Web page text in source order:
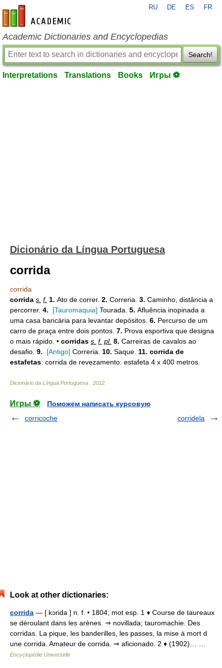
en-academic.com
RU DE ES FR
Academic Dictionaries and Encyclopedias
Search!
Interpretations Translations Books Игры ⚽
Dicionário da Língua Portuguesa
corrida
corrida
corrida s. f. 1. Ato de correr. 2. Correria. 3. Caminho, distância a
percorrer. 4. [Tauromaquia] Tourada. 5. Afluência inopinada a
uma casa bancária para levantar depósitos. 6. Percurso de um
carro de praça entre dois pontos. 7. Prova esportiva que designa
o mais rápido. • corridas s. f. pl. 8. Carreiras de cavalos ao
desafio. 9. [Antigo] Correria. 10. Saque. 11. corrida de
estafetas: corrida de revezamento: estafeta 4 x 400 metros.
Dicionário da Língua Portuguesa 2012
Игры ⚽
Поможем написать курсовую
corricoche
corridela
Look at other dictionaries:
corrida — [ kɔrida ] n. f. • 1804; mot esp. 1 ♦ Course de taureaux
se déroulant dans les arènes. ⇒ novillada; tauromachie. Des
corridas. La pique, les banderilles, les passes, la mise à mort d
une corrida. Amateur de corrida. ⇒ aficionado. 2 ♦ (1902)… …
Encyclopédie Universelle